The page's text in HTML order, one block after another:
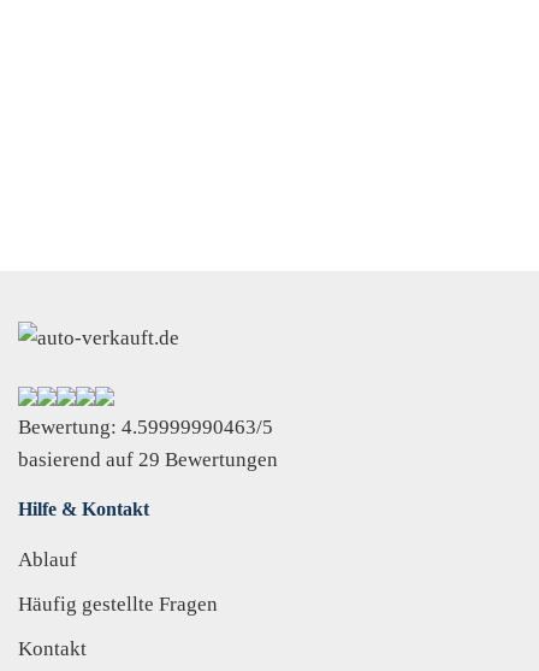
Bewertung: 4.59999990463/5
basierend auf 29 Bewertungen
Hilfe & Kontakt
Ablauf
Häufig gestellte Fragen
Kontakt